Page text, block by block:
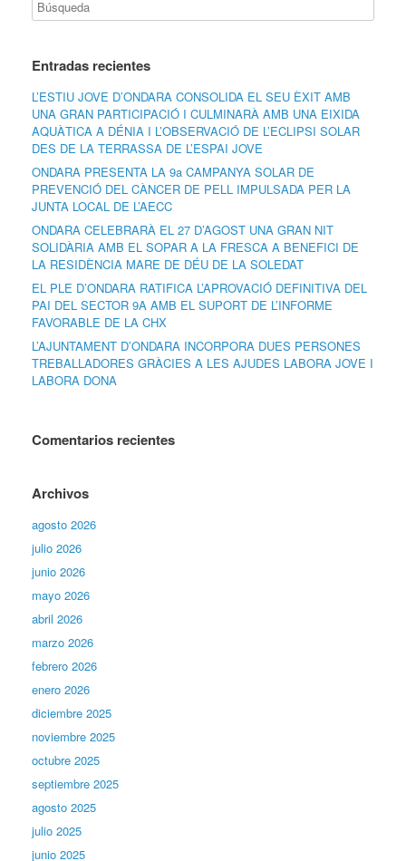
Entradas recientes
L’ESTIU JOVE D’ONDARA CONSOLIDA EL SEU ÈXIT AMB
UNA GRAN PARTICIPACIÓ I CULMINARÀ AMB UNA EIXIDA
AQUÀTICA A DÉNIA I L’OBSERVACIÓ DE L’ECLIPSI SOLAR
DES DE LA TERRASSA DE L’ESPAI JOVE
ONDARA PRESENTA LA 9a CAMPANYA SOLAR DE
PREVENCIÓ DEL CÀNCER DE PELL IMPULSADA PER LA
JUNTA LOCAL DE L’AECC
ONDARA CELEBRARÀ EL 27 D’AGOST UNA GRAN NIT
SOLIDÀRIA AMB EL SOPAR A LA FRESCA A BENEFICI DE
LA RESIDÈNCIA MARE DE DÉU DE LA SOLEDAT
EL PLE D’ONDARA RATIFICA L’APROVACIÓ DEFINITIVA DEL
PAI DEL SECTOR 9A AMB EL SUPORT DE L’INFORME
FAVORABLE DE LA CHX
L’AJUNTAMENT D’ONDARA INCORPORA DUES PERSONES
TREBALLADORES GRÀCIES A LES AJUDES LABORA JOVE I
LABORA DONA
Comentarios recientes
Archivos
agosto 2026
julio 2026
junio 2026
mayo 2026
abril 2026
marzo 2026
febrero 2026
enero 2026
diciembre 2025
noviembre 2025
octubre 2025
septiembre 2025
agosto 2025
julio 2025
junio 2025